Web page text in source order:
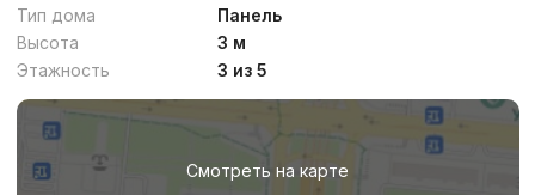
Тип дома
Панель
Высота
3 м
Этажность
3 из 5
Смотреть на карте